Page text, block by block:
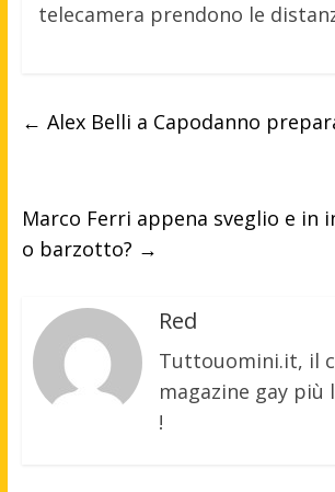
telecamera prendono le
← Alex Belli a Capodanno
Marco Ferri appena sveglio e in
o barzotto? →
Red
Tuttouomini.it, il
magazine gay
!